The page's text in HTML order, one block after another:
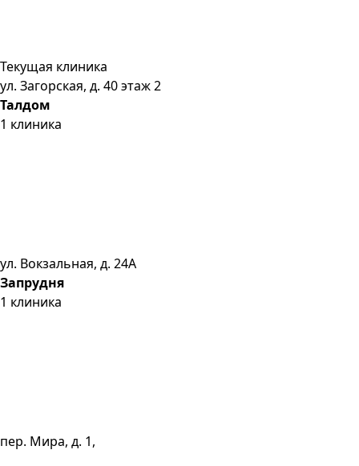
Текущая клиника
ул. Загорская, д. 40 этаж 2
Талдом
1 клиника
ул. Вокзальная, д. 24А
Запрудня
1 клиника
пер. Мира, д. 1,